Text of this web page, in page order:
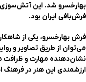
بهارخسرو شد. این آتش‌سوزی،
فرش‌بافی ایران بود.
فرش بهارخسرو، یکی از
می‌توان از طریق تصاویر و
نشان‌دهنده مهارت و ظرافت
ارزشمندی این هنر در فرهنگ